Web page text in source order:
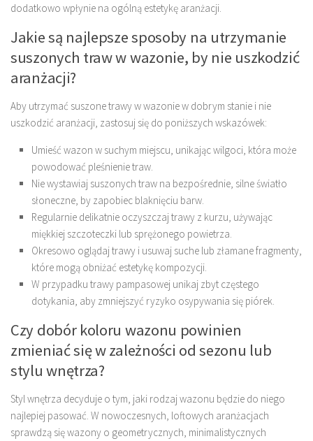
dodatkowo wpłynie na ogólną estetykę aranżacji.
Jakie są najlepsze sposoby na utrzymanie
suszonych traw w wazonie, by nie uszkodzić
aranżacji?
Aby utrzymać suszone trawy w wazonie w dobrym stanie i nie
uszkodzić aranżacji, zastosuj się do poniższych wskazówek:
Umieść wazon w suchym miejscu, unikając wilgoci, która może
powodować pleśnienie traw.
Nie wystawiaj suszonych traw na bezpośrednie, silne światło
słoneczne, by zapobiec blaknięciu barw.
Regularnie delikatnie oczyszczaj trawy z kurzu, używając
miękkiej szczoteczki lub sprężonego powietrza.
Okresowo oglądaj trawy i usuwaj suche lub złamane fragmenty,
które mogą obniżać estetykę kompozycji.
W przypadku trawy pampasowej unikaj zbyt częstego
dotykania, aby zmniejszyć ryzyko osypywania się piórek.
Czy dobór koloru wazonu powinien
zmieniać się w zależności od sezonu lub
stylu wnętrza?
Styl wnętrza decyduje o tym, jaki rodzaj wazonu będzie do niego
najlepiej pasować. W nowoczesnych, loftowych aranżacjach
sprawdzą się wazony o geometrycznych, minimalistycznych